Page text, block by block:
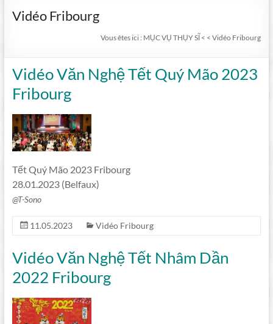
Vidéo Fribourg
Vous êtes ici : MỤC VỤ THỤY SĨ < <Vidéo Fribourg
Vidéo Văn Nghệ Tết Quý Mão 2023
Fribourg
Tết Quý Mão 2023 Fribourg
28.01.2023 (Belfaux)
@T-Sono
11.05.2023 Vidéo Fribourg
Vidéo Văn Nghệ Tết Nhâm Dần
2022 Fribourg